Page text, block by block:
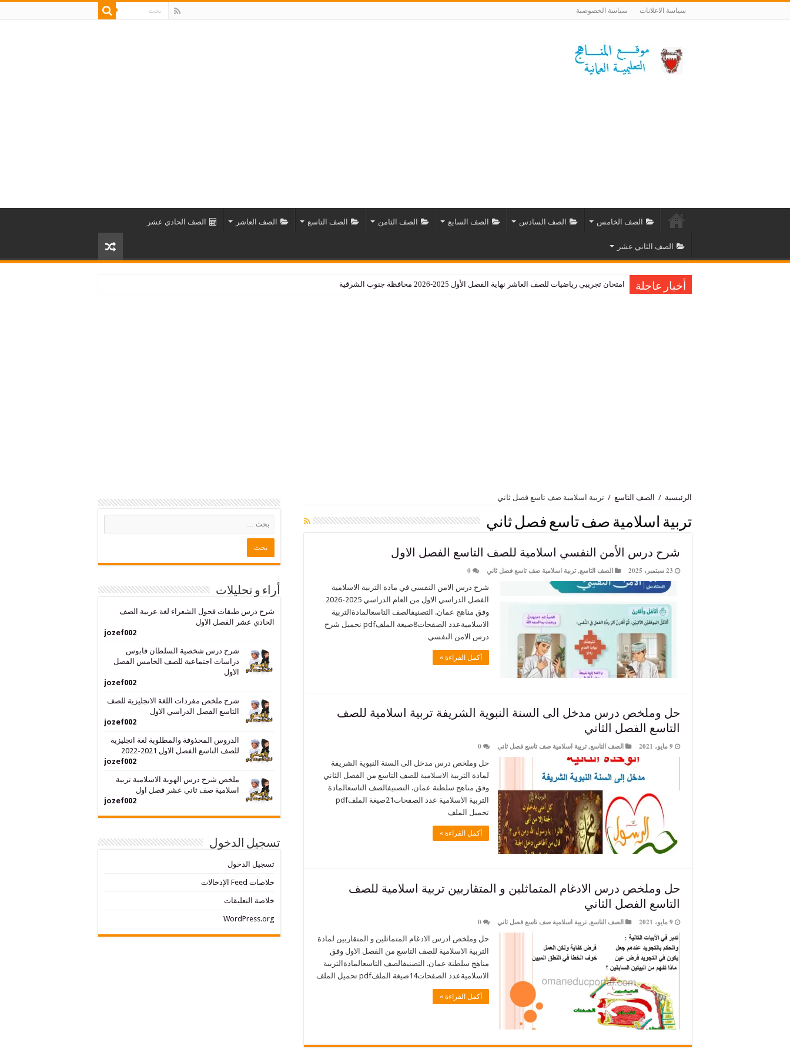
سياسة الاعلانات سياسة الخصوصية
الصف الخامس الصف السادس الصف السابع الصف الثامن الصف التاسع الصف العاشر الصف الحادي عشر
الصف الثاني عشر
أخبار عاجلة امتحان تجريبي رياضيات للصف العاشر نهاية الفصل الأول 2025-2026 محافظة جنوب الشرقية
الرئيسية / الصف التاسع / تربية اسلامية صف تاسع فصل ثاني
تربية اسلامية صف تاسع فصل ثاني
شرح درس الأمن النفسي اسلامية للصف التاسع الفصل الاول
23 سبتمبر، 2025 الصف التاسع,تربية اسلامية صف تاسع فصل ثاني 0
شرح درس الامن النفسي في مادة التربية الاسلامية
الفصل الدراسي الاول من العام الدراسي 2025-2026
وفق مناهج عمان. التصنيفالصف التاسعالمادةالتربية
الاسلاميةعدد الصفحات8صيغة الملفpdf نحميل شرح
درس الامن النفسي
أكمل القراءة »
حل وملخص درس مدخل الى السنة النبوية الشريفة تربية اسلامية للصف
التاسع الفصل الثاني
9 مايو، 2021 الصف التاسع,تربية اسلامية صف تاسع فصل ثاني 0
حل وملخص درس مدخل الى السنة النبوية الشريفة
لمادة التربية الاسلامية للصف التاسع من الفصل الثاني
وفق مناهج سلطنة عمان. التصنيفالصف التاسعالمادة
التربية الاسلامية عدد الصفحات21صيغة الملفpdf
تحميل الملف
أكمل القراءة »
حل وملخص درس الادغام المتماثلين و المتقاربين تربية اسلامية للصف
التاسع الفصل الثاني
9 مايو، 2021 الصف التاسع,تربية اسلامية صف تاسع فصل ثاني 0
حل وملخص ادرس الادغام المتماثلين و المتقاربين لمادة
التربية الاسلامية للصف التاسع من الفصل الاول وفق
مناهج سلطنة عمان. التصنيفالصف التاسعالمادةالتربية
الاسلاميةعدد الصفحات14صيغة الملفpdf تحميل الملف
أكمل القراءة »
أراء و تحليلات
شرح درس طبقات فحول الشعراء لغة عربية الصف
الحادي عشر الفصل الاول
jozef002
شرح درس شخصية السلطان قابوس
دراسات اجتماعية للصف الخامس الفصل
الاول
jozef002
شرح ملخص مفردات اللغة الانجليزية للصف
التاسع الفصل الدراسي الاول
jozef002
الدروس المحذوفة والمطلوبة لغة انجليزية
للصف التاسع الفصل الاول 2021-2022
jozef002
ملخص شرح درس الهوية الاسلامية تربية
اسلامية صف ثاني عشر فصل اول
jozef002
تسجيل الدخول
تسجيل الدخول
خلاصات Feed الإدخالات
خلاصة التعليقات
WordPress.org